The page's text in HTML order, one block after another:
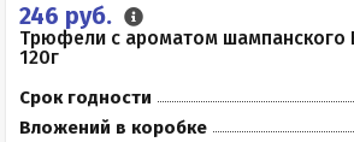
246 руб.
Трюфели с ароматом шампанского
120г
Срок годности
Вложений в коробке